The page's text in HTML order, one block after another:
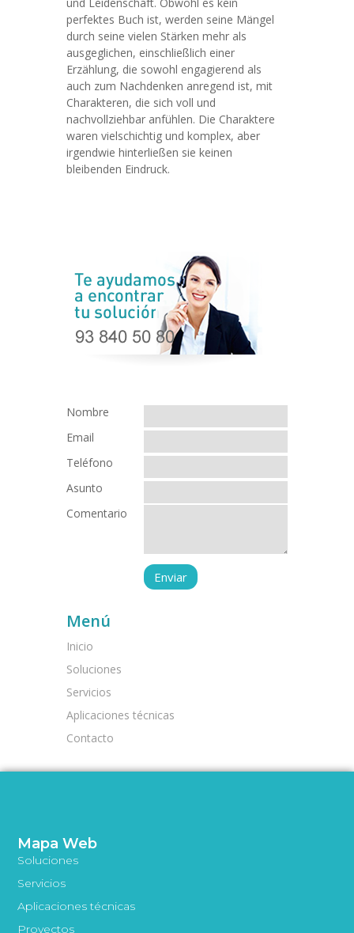
perfektes Buch ist, werden seine Mängel
durch seine vielen Stärken mehr als
ausgeglichen, einschließlich einer
Erzählung, die sowohl engagierend als
auch zum Nachdenken anregend ist, mit
Charakteren, die sich voll und
nachvollziehbar anfühlen. Die Charaktere
waren vielschichtig und komplex, aber
irgendwie hinterließen sie keinen
bleibenden Eindruck.
Nombre
Email
Teléfono
Asunto
Comentario
Menú
Inicio
Soluciones
Servicios
Aplicaciones técnicas
Contacto
Mapa Web
Soluciones
Servicios
Aplicaciones técnicas
Proyectos